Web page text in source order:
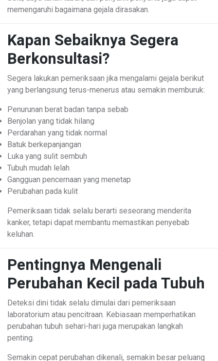
memengaruhi bagaimana gejala dirasakan.
Kapan Sebaiknya Segera
Berkonsultasi?
Segera lakukan pemeriksaan jika mengalami gejala berikut
yang berlangsung terus-menerus atau semakin memburuk:
Penurunan berat badan tanpa sebab
Benjolan yang tidak hilang
Perdarahan yang tidak normal
Batuk berkepanjangan
Luka yang sulit sembuh
Tubuh mudah lelah
Gangguan pencernaan yang menetap
Perubahan pada kulit
Pemeriksaan tidak selalu berarti seseorang menderita
kanker, tetapi dapat membantu memastikan penyebab
keluhan.
Pentingnya Mengenali
Perubahan Kecil pada Tubuh
Deteksi dini tidak selalu dimulai dari pemeriksaan
laboratorium atau pencitraan. Kebiasaan memperhatikan
perubahan tubuh sehari-hari juga merupakan langkah
penting.
Semakin cepat perubahan dikenali, semakin besar peluang